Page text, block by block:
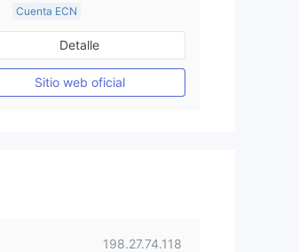
Cuenta ECN
De 10 a 15 años
Supervisión en Australia
Creación Mercado Forex (MM)
Licencia completa de MT4
Detalle
Sitio web oficial
198.27.74.118